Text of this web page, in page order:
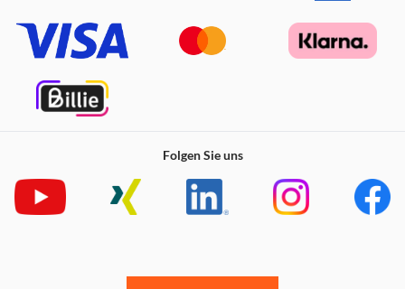
Folgen Sie uns